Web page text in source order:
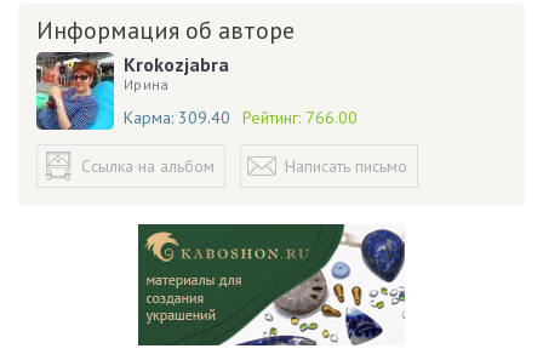
Информация об авторе
Krokozjabra
Ирина
Карма: 309.40 Рейтинг: 766.00
Ссылка на альбом Написать письмо